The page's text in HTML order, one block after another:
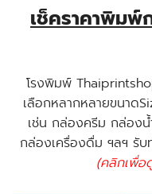
เช็คราคาพิม
โรงพิมพ์
เลือกหลากหลายขนาด
เช่น กล่องครีม กล่อง
กล่องเครื่องดื่ม ฯลฯ รับ
(คลิกเพื่อ